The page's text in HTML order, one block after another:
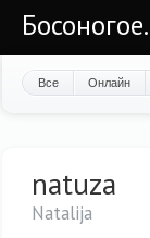
Все Онлайн
natuza
Natalija